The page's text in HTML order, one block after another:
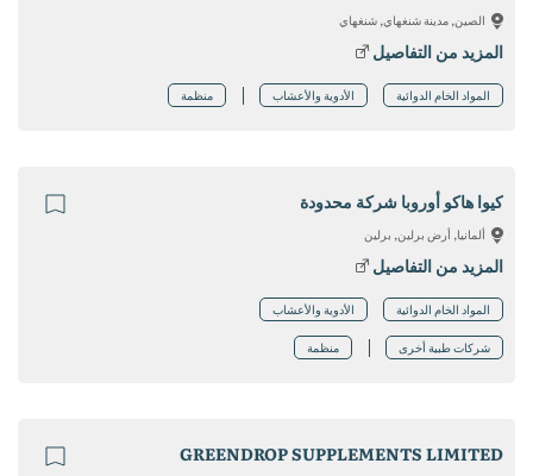
الصين, مدينة شنغهاي, شنغهاي
المزيد من التفاصيل
المواد الخام الدوائية الأدوية والأعشاب منظمة
كيوا هاكو أوروبا شركة محدودة
ألمانيا, أرض برلين, برلين
المزيد من التفاصيل
المواد الخام الدوائية الأدوية والأعشاب
شركات طبية أخرى منظمة
GREENDROP SUPPLEMENTS LIMITED